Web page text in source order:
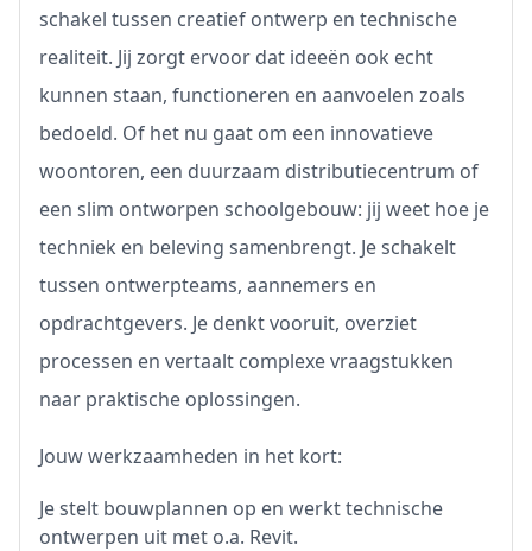
schakel tussen creatief ontwerp en technische
realiteit. Jij zorgt ervoor dat ideeën ook echt
kunnen staan, functioneren en aanvoelen zoals
bedoeld. Of het nu gaat om een innovatieve
woontoren, een duurzaam distributiecentrum of
een slim ontworpen schoolgebouw: jij weet hoe je
techniek en beleving samenbrengt. Je schakelt
tussen ontwerpteams, aannemers en
opdrachtgevers. Je denkt vooruit, overziet
processen en vertaalt complexe vraagstukken
naar praktische oplossingen.
Jouw werkzaamheden in het kort:
Je stelt bouwplannen op en werkt technische
ontwerpen uit met o.a. Revit.